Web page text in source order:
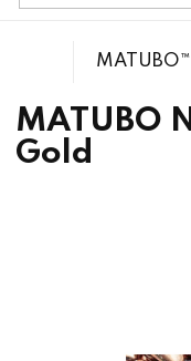
MATUBO
Gold
MATUBO™